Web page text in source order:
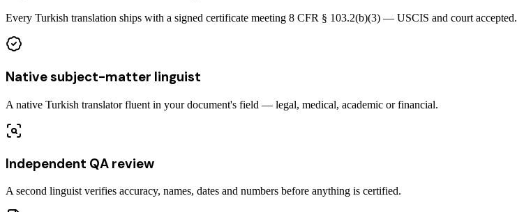
Every Turkish translation ships with a signed certificate meeting 8 CFR § 103.2(b)(3) — USCIS and court accepted.
Native subject-matter linguist
A native Turkish translator fluent in your document's field — legal, medical, academic or financial.
Independent QA review
A second linguist verifies accuracy, names, dates and numbers before anything is certified.